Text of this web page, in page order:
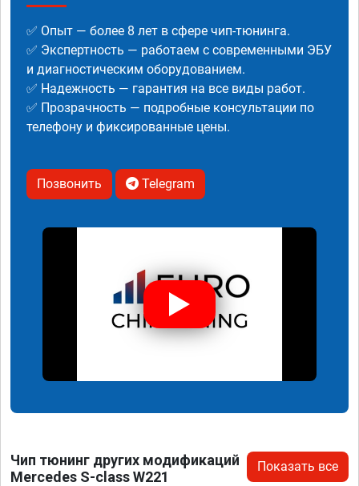
✅ Опыт — более 8 лет в сфере чип-тюнинга.
✅ Экспертность — работаем с современными ЭБУ
и диагностическим оборудованием.
✅ Надежность — гарантия на все виды работ.
✅ Прозрачность — подробные консультации по
телефону и фиксированные цены.
Позвонить Telegram
Чип тюнинг других модификаций
Mercedes S-class W221
Показать все